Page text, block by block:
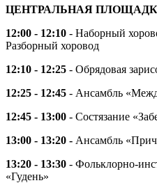
ЦЕНТРАЛЬНАЯ
12:00 - 12:10 - Наборный
Разборный хоровод
12:10 - 12:25 - Обрядовая
12:25 - 12:45 - Ансамбль
12:45 - 13:00 - Состязание
13:00 - 13:20 - Ансамбль
13:20 - 13:30 - Фольклорно-
«Гудень»